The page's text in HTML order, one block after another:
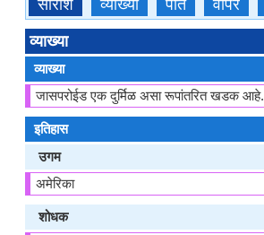
सारांश व्याख्या पोत वापर
व्याख्या
व्याख्या
जासपरोईड एक दुर्मिळ असा रूपांतरित खडक आहे.
इतिहास
उगम
अमेरिका
शोधक